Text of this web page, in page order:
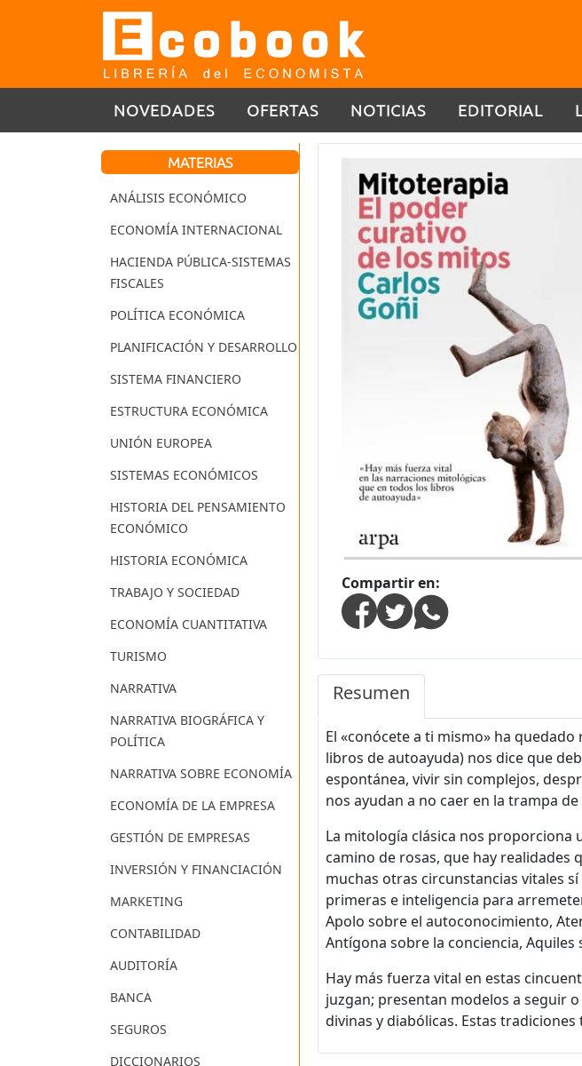
NOVEDADES OFERTAS NOTICIAS EDITORIAL
MATERIAS
ANÁLISIS ECONÓMICO
ECONOMÍA INTERNACIONAL
HACIENDA PÚBLICA-SISTEMAS
FISCALES
POLÍTICA ECONÓMICA
PLANIFICACIÓN Y DESARROLLO
SISTEMA FINANCIERO
ESTRUCTURA ECONÓMICA
UNIÓN EUROPEA
SISTEMAS ECONÓMICOS
HISTORIA DEL PENSAMIENTO
ECONÓMICO
HISTORIA ECONÓMICA
TRABAJO Y SOCIEDAD
ECONOMÍA CUANTITATIVA
TURISMO
NARRATIVA
NARRATIVA BIOGRÁFICA Y
POLÍTICA
NARRATIVA SOBRE ECONOMÍA
ECONOMÍA DE LA EMPRESA
GESTIÓN DE EMPRESAS
INVERSIÓN Y FINANCIACIÓN
MARKETING
CONTABILIDAD
AUDITORÍA
BANCA
SEGUROS
DICCIONARIOS
Compartir en:
Resumen
El «conócete a ti mismo» ha
libros de autoayuda) nos dice que
espontánea, vivir sin complejos,
nos ayudan a no caer en la trampa
La mitología clásica nos proporciona
camino de rosas, que hay
muchas otras circunstancias vitales
primeras e inteligencia para
Apolo sobre el autoconocimiento,
Antígona sobre la conciencia, Aquiles
Hay más fuerza vital en estas
juzgan; presentan modelos a seguir
divinas y diabólicas. Estas